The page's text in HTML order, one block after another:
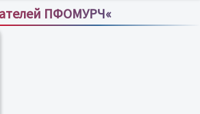
ПФОМУРЧ«
Сортировка по:имени;рейтингу;отзывам